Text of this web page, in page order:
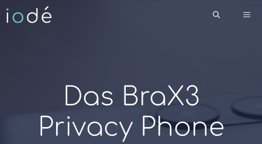
Zum
Inhalt
Das BraX3
Privacy Phone